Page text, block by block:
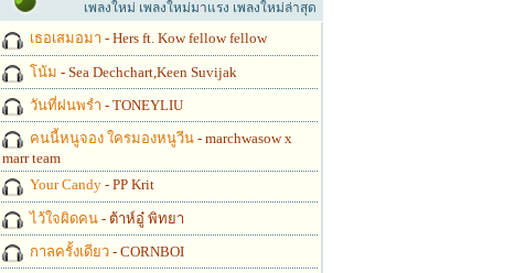
เพลงใหม่ เพลงใหม่มาแรง เพลงใหม่ล่าสุด
เธอเสมอมา - Hers ft. Kow fellow fellow
โน้ม - Sea Dechchart,Keen Suvijak
วันที่ฝนพรำ - TONEYLIU
คนนี้หนูจอง ใครมองหนูวีน - marchwasow x
marr team
Your Candy - PP Krit
ไว้ใจผิดคน - ต้าห์อู๋ พิทยา
กาลครั้งเดียว - CORNBOI